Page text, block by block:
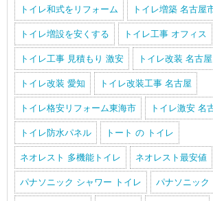
トイレ和式をリフォーム トイレ増築 名古屋
トイレ増設を安くする トイレ工事 オフィス
トイレ工事 見積もり 激安 トイレ改装 名古屋
トイレ改装 愛知 トイレ改装工事 名古屋
トイレ格安リフォーム東海市 トイレ激安 名
トイレ防水パネル トート の トイレ
ネオレスト 多機能トイレ ネオレスト最安値
パナソニック シャワー トイレ パナソニック